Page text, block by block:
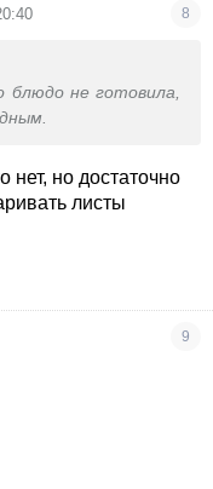
8
блюдо не готовила,
нет, но достаточно
листы
9